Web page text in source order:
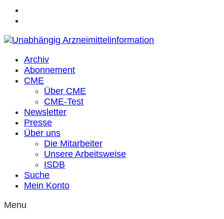
Archiv
Abonnement
CME
Über CME
CME-Test
Newsletter
Presse
Über uns
Die Mitarbeiter
Unsere Arbeitsweise
ISDB
Suche
Mein Konto
Menu